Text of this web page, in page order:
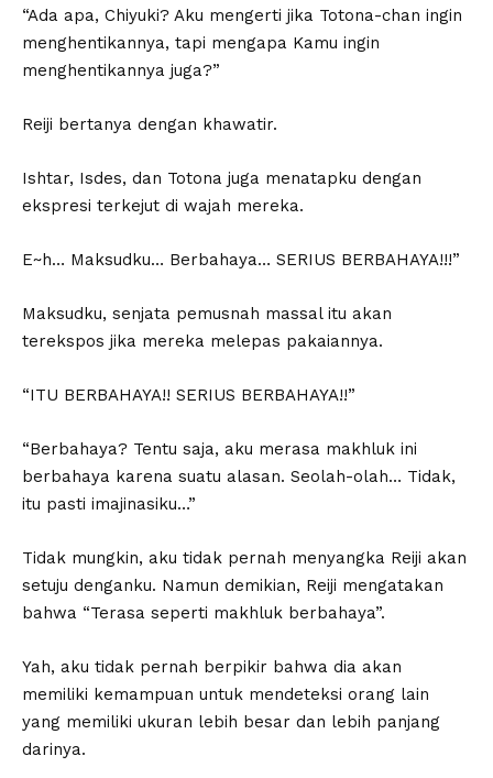
“Ada apa, Chiyuki? Aku mengerti jika Totona-chan ingin
menghentikannya, tapi mengapa Kamu ingin
menghentikannya juga?”
Reiji bertanya dengan khawatir.
Ishtar, Isdes, dan Totona juga menatapku dengan
ekspresi terkejut di wajah mereka.
E~h… Maksudku… Berbahaya… SERIUS BERBAHAYA!!!”
Maksudku, senjata pemusnah massal itu akan
terekspos jika mereka melepas pakaiannya.
“ITU BERBAHAYA!! SERIUS BERBAHAYA!!”
“Berbahaya? Tentu saja, aku merasa makhluk ini
berbahaya karena suatu alasan. Seolah-olah… Tidak,
itu pasti imajinasiku…”
Tidak mungkin, aku tidak pernah menyangka Reiji akan
setuju denganku. Namun demikian, Reiji mengatakan
bahwa “Terasa seperti makhluk berbahaya”.
Yah, aku tidak pernah berpikir bahwa dia akan
memiliki kemampuan untuk mendeteksi orang lain
yang memiliki ukuran lebih besar dan lebih panjang
darinya.